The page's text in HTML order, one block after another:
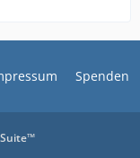
Spenden